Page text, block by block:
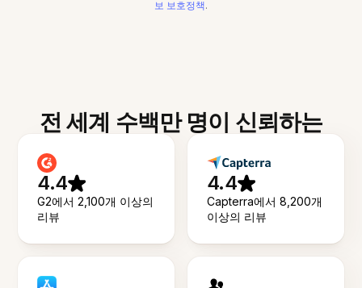
보 보호정책.
전 세계 수백만 명이 신뢰하는
4.4
G2에서 2,100개 이상의
리뷰
4.4
Capterra에서 8,200개
이상의 리뷰